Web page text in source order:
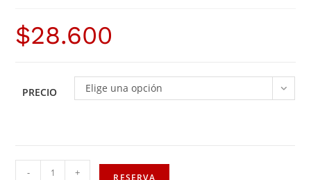
$28.600
PRECIO Elige una opción
- + RESERVA